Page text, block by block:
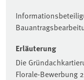
Erläuterung
Die
Florale-Bewerbung